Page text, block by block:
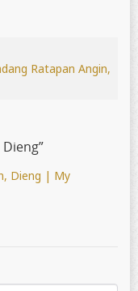
Ratapan Angin,
”
Dieng | My